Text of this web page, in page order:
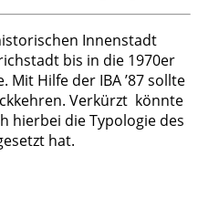
Innenstadt
bis in die 1970er
Mit Hilfe der IBA ’87 sollte
Verkürzt könnte
hierbei die Typologie des
hat.